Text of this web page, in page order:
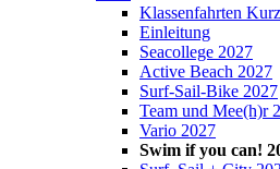
Klassenfahrten
Einleitung
Seacollege 2027
Active Beach 2027
Surf-Sail-Bike 2027
Team und Mee(h)r
Vario 2027
Swim if you can!